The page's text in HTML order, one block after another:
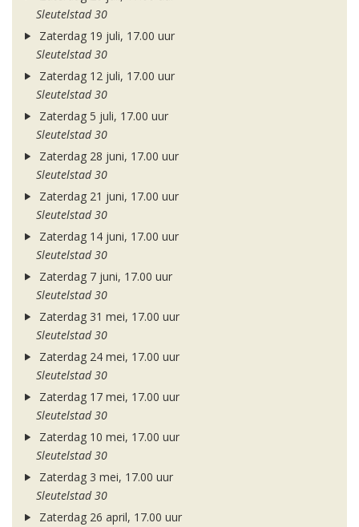
Sleutelstad 30
Zaterdag 19 juli, 17.00 uur
Sleutelstad 30
Zaterdag 12 juli, 17.00 uur
Sleutelstad 30
Zaterdag 5 juli, 17.00 uur
Sleutelstad 30
Zaterdag 28 juni, 17.00 uur
Sleutelstad 30
Zaterdag 21 juni, 17.00 uur
Sleutelstad 30
Zaterdag 14 juni, 17.00 uur
Sleutelstad 30
Zaterdag 7 juni, 17.00 uur
Sleutelstad 30
Zaterdag 31 mei, 17.00 uur
Sleutelstad 30
Zaterdag 24 mei, 17.00 uur
Sleutelstad 30
Zaterdag 17 mei, 17.00 uur
Sleutelstad 30
Zaterdag 10 mei, 17.00 uur
Sleutelstad 30
Zaterdag 3 mei, 17.00 uur
Sleutelstad 30
Zaterdag 26 april, 17.00 uur